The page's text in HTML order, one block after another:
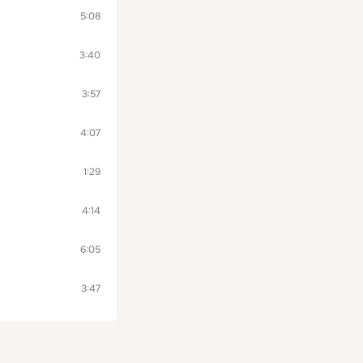
5:08
3:40
3:57
4:07
1:29
4:14
6:05
3:47